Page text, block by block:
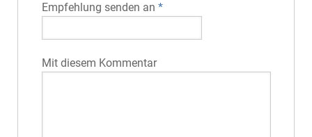
Empfehlung senden an *
Mit diesem Kommentar